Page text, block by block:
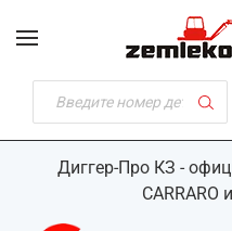
Диггер-Про КЗ -
CARRARO